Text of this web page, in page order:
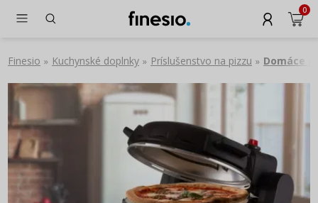
0
Finesio » Kuchynské doplnky » Príslušenstvo na pizzu » Domáce